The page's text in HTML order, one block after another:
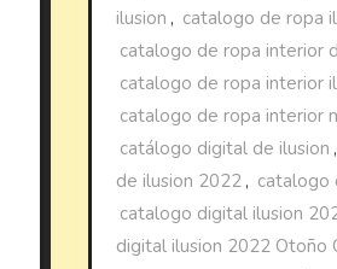
ilusion , catalogo de ropa
catalogo de ropa interior
catalogo de ropa interior
catalogo de ropa interior
catálogo digital de ilusion ,
de ilusion 2022 , catalogo
catalogo digital ilusion
digital ilusion 2022 Otoño